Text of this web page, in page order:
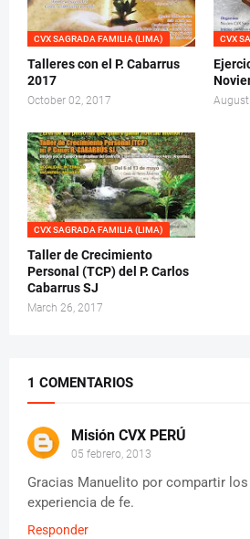
CVX SAGRADA FAMILIA (LIMA)
Talleres con el P. Cabarrus
2017
October 02, 2017
CVX
CVX SAGRADA FAMILIA (LIMA)
Taller de Crecimiento
Personal (TCP) del P. Carlos
Cabarrus SJ
March 26, 2017
1 COMENTARIOS
Misión CVX PERÚ
05 febrero, 2013
Gracias Manuelito por compartir
experiencia de fe.
Responder